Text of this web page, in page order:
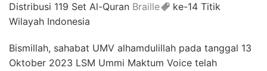
Distribusi 119 Set Al-Quran Braille
ke-14 Titik
Wilayah Indonesia
Bismillah, sahabat UMV alhamdulillah pada tanggal 13
Oktober 2023 LSM Ummi Maktum Voice telah